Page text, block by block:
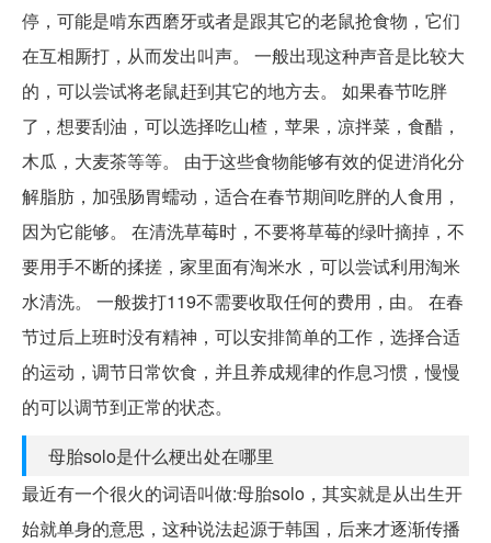
停，可能是啃东西磨牙或者是跟其它的老鼠抢食物，它们
在互相厮打，从而发出叫声。 一般出现这种声音是比较大
的，可以尝试将老鼠赶到其它的地方去。 如果春节吃胖
了，想要刮油，可以选择吃山楂，苹果，凉拌菜，食醋，
木瓜，大麦茶等等。 由于这些食物能够有效的促进消化分
解脂肪，加强肠胃蠕动，适合在春节期间吃胖的人食用，
因为它能够。 在清洗草莓时，不要将草莓的绿叶摘掉，不
要用手不断的揉搓，家里面有淘米水，可以尝试利用淘米
水清洗。 一般拨打119不需要收取任何的费用，由。 在春
节过后上班时没有精神，可以安排简单的工作，选择合适
的运动，调节日常饮食，并且养成规律的作息习惯，慢慢
的可以调节到正常的状态。
母胎solo是什么梗出处在哪里
最近有一个很火的词语叫做:母胎solo，其实就是从出生开
始就单身的意思，这种说法起源于韩国，后来才逐渐传播